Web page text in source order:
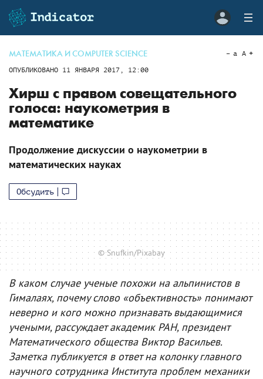
МАТЕМАТИКА И COMPUTER SCIENCE
ОПУБЛИКОВАНО 11 ЯНВАРЯ 2017, 12:00
a A
Хирш с правом совещательного
голоса: наукометрия в
математике
Продолжение дискуссии о наукометрии в
математических науках
Обсудить
© Snufkin/Pixabay
В каком случае ученые похожи на альпинистов в
Гималаях, почему слово «объективность» понимают
неверно и кого можно признавать выдающимися
учеными, рассуждает академик РАН, президент
Математического общества Виктор Васильев.
Заметка публикуется в ответ на колонку главного
научного сотрудника Института проблем механики